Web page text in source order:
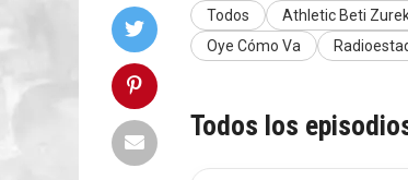
Todos
Athletic Beti
Oye Cómo Va
Todos los